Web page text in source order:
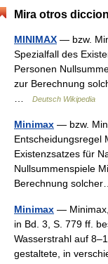
Mira otros
MINIMAX — bzw.
Spezialfall des
Personen
zur Berechnung
Deutsch Wikipedia
Minimax — bzw.
Entscheidungsregel
Existenzsatzes für
Nullsummenspiele
Berechnung
Minimax —
in Bd. 3, S. 779 ff.
Wasserstrahl auf
gestaltete, in